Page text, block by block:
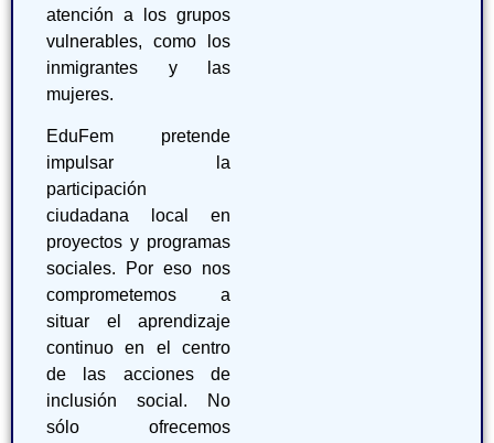
atención a los grupos
vulnerables, como los
inmigrantes y las
mujeres.
EduFem pretende
impulsar la
participación
ciudadana local en
proyectos y programas
sociales. Por eso nos
comprometemos a
situar el aprendizaje
continuo en el centro
de las acciones de
inclusión social. No
sólo ofrecemos